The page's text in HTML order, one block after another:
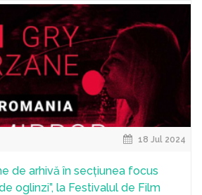
18 Jul 2024
de arhivă în secțiunea focus
oglinzi”, la Festivalul de Film